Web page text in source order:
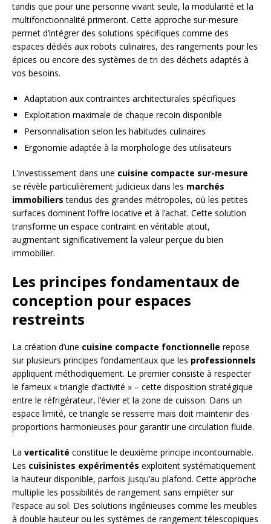
tandis que pour une personne vivant seule, la modularité et la
multifonctionnalité primeront. Cette approche sur-mesure
permet d’intégrer des solutions spécifiques comme des
espaces dédiés aux robots culinaires, des rangements pour les
épices ou encore des systèmes de tri des déchets adaptés à
vos besoins.
Adaptation aux contraintes architecturales spécifiques
Exploitation maximale de chaque recoin disponible
Personnalisation selon les habitudes culinaires
Ergonomie adaptée à la morphologie des utilisateurs
L’investissement dans une cuisine compacte sur-mesure
se révèle particulièrement judicieux dans les marchés
immobiliers tendus des grandes métropoles, où les petites
surfaces dominent l’offre locative et à l’achat. Cette solution
transforme un espace contraint en véritable atout,
augmentant significativement la valeur perçue du bien
immobilier.
Les principes fondamentaux de
conception pour espaces
restreints
La création d’une cuisine compacte fonctionnelle repose
sur plusieurs principes fondamentaux que les professionnels
appliquent méthodiquement. Le premier consiste à respecter
le fameux « triangle d’activité » – cette disposition stratégique
entre le réfrigérateur, l’évier et la zone de cuisson. Dans un
espace limité, ce triangle se resserre mais doit maintenir des
proportions harmonieuses pour garantir une circulation fluide.
La verticalité constitue le deuxième principe incontournable.
Les cuisinistes expérimentés exploitent systématiquement
la hauteur disponible, parfois jusqu’au plafond. Cette approche
multiplie les possibilités de rangement sans empiéter sur
l’espace au sol. Des solutions ingénieuses comme les meubles
à double hauteur ou les systèmes de rangement télescopiques